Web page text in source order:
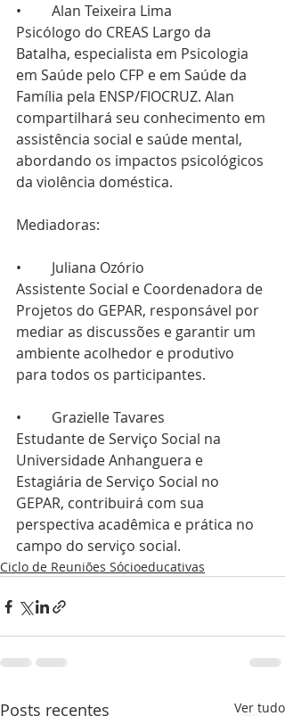
•	Alan Teixeira Lima
Psicólogo do CREAS Largo da
Batalha, especialista em Psicologia
em Saúde pelo CFP e em Saúde da
Família pela ENSP/FIOCRUZ. Alan
compartilhará seu conhecimento em
assistência social e saúde mental,
abordando os impactos psicológicos
da violência doméstica.
Mediadoras:
•	Juliana Ozório
Assistente Social e Coordenadora de
Projetos do GEPAR, responsável por
mediar as discussões e garantir um
ambiente acolhedor e produtivo
para todos os participantes.
•	Grazielle Tavares
Estudante de Serviço Social na
Universidade Anhanguera e
Estagiária de Serviço Social no
GEPAR, contribuirá com sua
perspectiva acadêmica e prática no
campo do serviço social.
Ciclo de Reuniões Sócioeducativas
Posts recentes Ver tudo